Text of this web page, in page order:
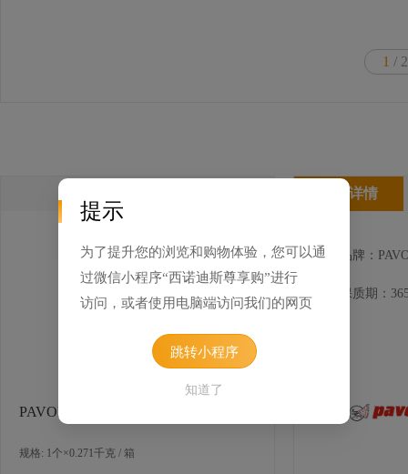
1 / 2
PAVONI 迷你塔壳硅胶模具（方形）
规格: 1个×0.271千克 / 箱
产品详情
品牌：
保质期：
提示
为了提升您的浏览和购物体验，您可以通
过微信小程序“西诺迪斯尊享购”进行
访问，或者使用电脑端访问我们的网页
跳转小程序
知道了